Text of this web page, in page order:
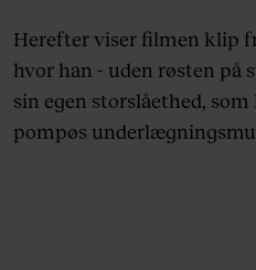
Herefter viser filmen klip
hvor han - uden røsten
sin egen storslåethed,
pompøs